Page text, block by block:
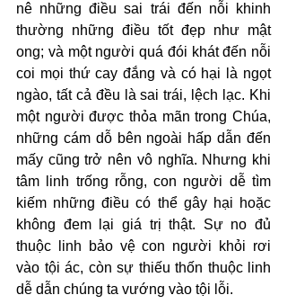
nê những điều sai trái đến nỗi khinh
thường những điều tốt đẹp như mật
ong; và một người quá đói khát đến nỗi
coi mọi thứ cay đắng và có hại là ngọt
ngào, tất cả đều là sai trái, lệch lạc. Khi
một người được thỏa mãn trong Chúa,
những cám dỗ bên ngoài hấp dẫn đến
mấy cũng trở nên vô nghĩa. Nhưng khi
tâm linh trống rỗng, con người dễ tìm
kiếm những điều có thể gây hại hoặc
không đem lại giá trị thật. Sự no đủ
thuộc linh bảo vệ con người khỏi rơi
vào tội ác, còn sự thiếu thốn thuộc linh
dễ dẫn chúng ta vướng vào tội lỗi.